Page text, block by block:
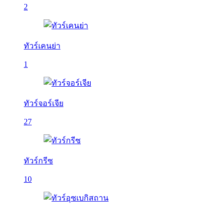
2
ทัวร์เคนย่า
1
ทัวร์จอร์เจีย
27
ทัวร์กรีซ
10